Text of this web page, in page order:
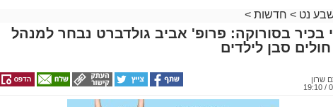
נט > חדשות >
בכיר בסורוקה: פרופ' אביב גולדברט נבחר למנהל
סבן לילדים
שרון